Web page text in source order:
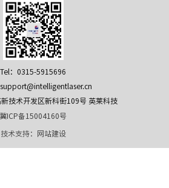
Tel：0315-5915696
技术开发区新科街109号 英莱科技
冀ICP备15004160号
技术支持： 网站建设